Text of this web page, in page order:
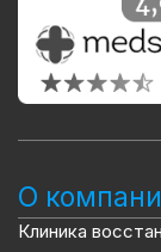
О
Клиника